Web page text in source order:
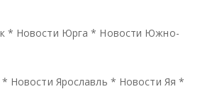
* Новости Юрга * Новости Южно-
* Новости Ярославль * Новости Яя *